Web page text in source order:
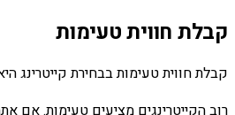
קבלת חווית טעימות
קבלת חווית טעימות בבחירת קייטרינג